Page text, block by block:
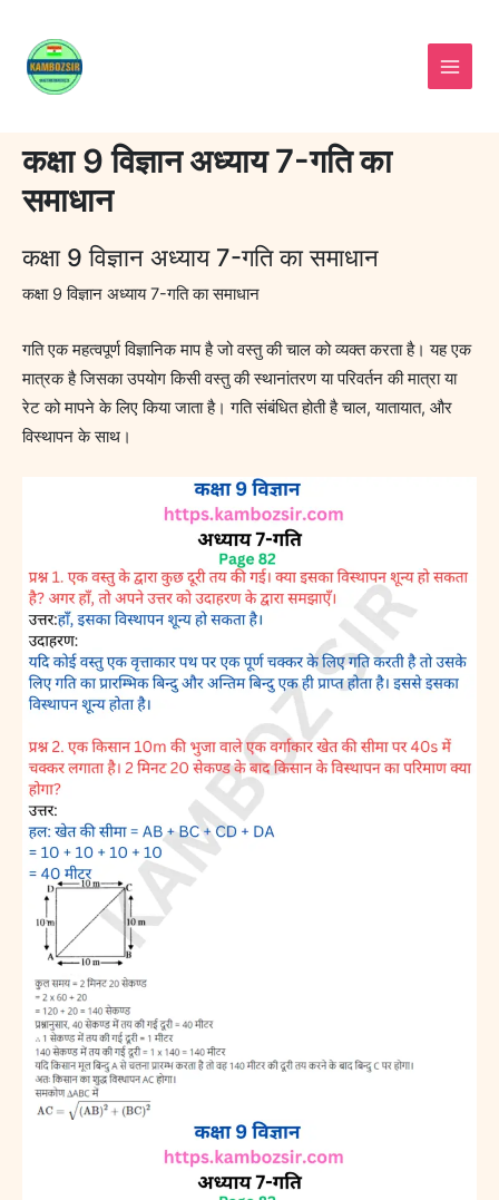
content
कक्षा 9 विज्ञान अध्याय 7-गति का
समाधान
कक्षा 9 विज्ञान अध्याय 7-गति का समाधान
कक्षा 9 विज्ञान अध्याय 7-गति का समाधान
गति एक महत्वपूर्ण विज्ञानिक माप है जो वस्तु की चाल को व्यक्त करता है। यह एक
मात्रक है जिसका उपयोग किसी वस्तु की स्थानांतरण या परिवर्तन की मात्रा या
रेट को मापने के लिए किया जाता है। गति संबंधित होती है चाल, यातायात, और
विस्थापन के साथ।